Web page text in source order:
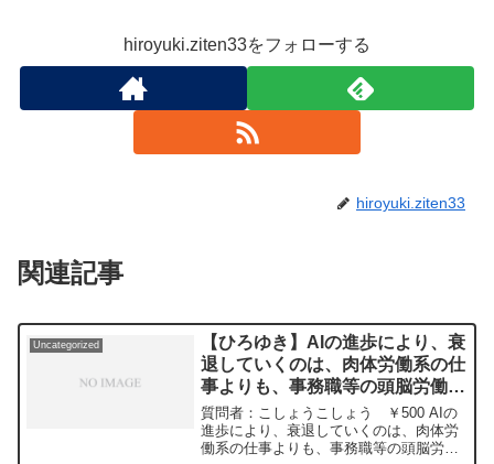
hiroyuki.ziten33をフォローする
hiroyuki.ziten33
関連記事
Uncategorized
【ひろゆき】AIの進歩により、衰
退していくのは、肉体労働系の仕
事よりも、事務職等の頭脳労働系
の仕事の方な気がするのですが、
ー ひろゆき切り抜き
20240326
質問者：こしょうこしょう ￥500 AIの
進歩により、衰退していくのは、肉体労
働系の仕事よりも、事務職等の頭脳労働